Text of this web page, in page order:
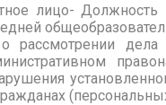
лицо-
рассмотрении